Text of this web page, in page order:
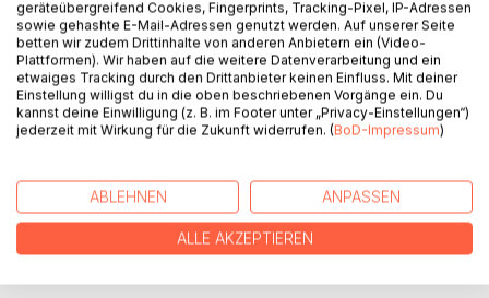
BESCHREIBUNG
has white fur.
He goes on an adventure asking all the other cows on their
opinion.
geräteübergreifend Cookies, Fingerprints, Tracking-Pixel, IP-Adressen
sowie gehashte E-Mail-Adressen genutzt werden. Auf unserer Seite
betten wir zudem Drittinhalte von anderen Anbietern ein (Video-
Plattformen). Wir haben auf die weitere Datenverarbeitung und ein
etwaiges Tracking durch den Drittanbieter keinen Einfluss. Mit deiner
Einstellung willigst du in die oben beschriebenen Vorgänge ein. Du
kannst deine Einwilligung (z. B. im Footer unter „Privacy-Einstellungen“)
jederzeit mit Wirkung für die Zukunft widerrufen. (BoD-Impressum)
ABLEHNEN ANPASSEN
ALLE AKZEPTIEREN